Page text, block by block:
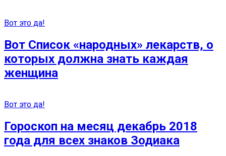
Вот это да!
Вот Список «народных» лекарств, о
которых должна знать каждая
женщина
Вот это да!
Гороскоп на месяц декабрь 2018
года для всех знаков Зодиака